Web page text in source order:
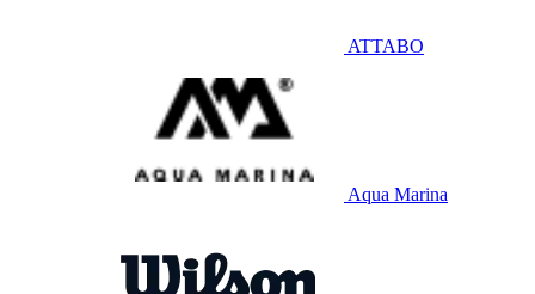
ATTABO
Aqua Marina